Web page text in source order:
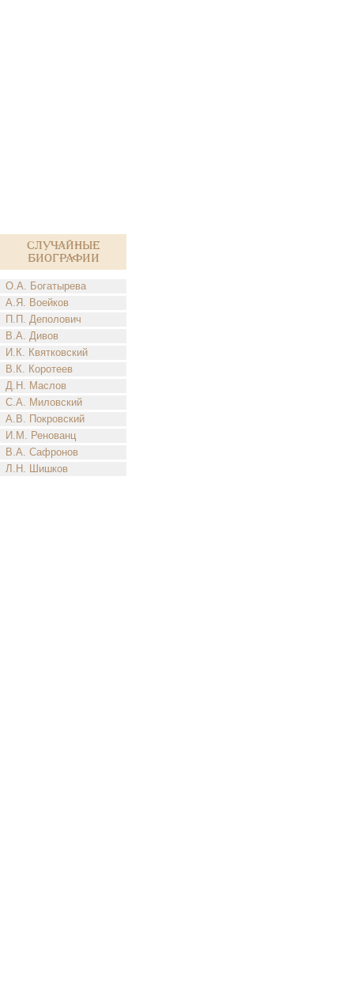
Случайные
биографии
О.А. Богатырева
А.Я. Воейков
П.П. Деполович
В.А. Дивов
И.К. Квятковский
В.К. Коротеев
Д.Н. Маслов
С.А. Миловский
А.В. Покровский
И.М. Ренованц
В.А. Сафронов
Л.Н. Шишков